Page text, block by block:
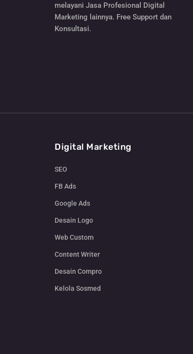
melayani Jasa Profesional Digital
Marketing lainnya. Free Support dan
Konsultasi.
Digital Marketing
SEO
FB Ads
Google Ads
Desain Logo
Web Custom
Content Writer
Desain Compro
Kelola Sosmed